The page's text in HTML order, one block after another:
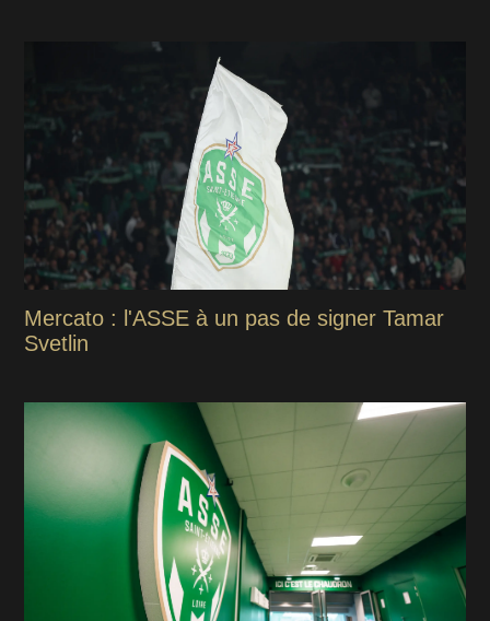
Mercato : l'ASSE à un pas de signer Tamar
Svetlin